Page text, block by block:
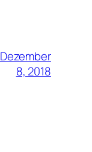
Dezember
8, 2018